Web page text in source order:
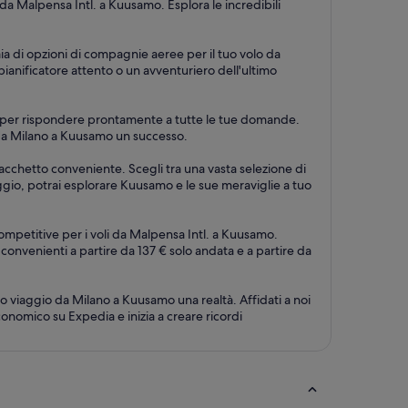
Malpensa Intl. a Kuusamo. Esplora le incredibili
di opzioni di compagnie aeree per il tuo volo da
attento o un avventuriero dell'ultimo
rispondere prontamente a tutte le tue domande.
a Kuusamo un successo.
conveniente. Scegli tra una vasta selezione di
potrai esplorare Kuusamo e le sue meraviglie a tuo
per i voli da Malpensa Intl. a Kuusamo.
a partire da 137 € solo andata e a partire da
da Milano a Kuusamo una realtà. Affidati a noi
su Expedia e inizia a creare ricordi